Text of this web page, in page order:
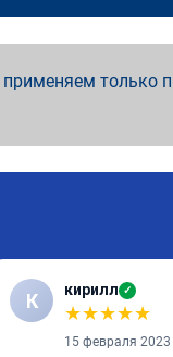
только
К кирилл ✓
★★★★★
15 февраля 2023